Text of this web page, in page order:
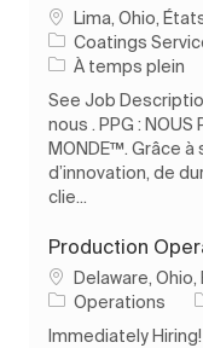
Emplacement
Lima, Ohio,
Coatings
Type d’emploi
À temps plein
See Job
nous . PPG : NOUS
MONDE™. Grâce
d’innovation, de
clie...
Production
Emplacement
Delaware,
Operations
Immediately